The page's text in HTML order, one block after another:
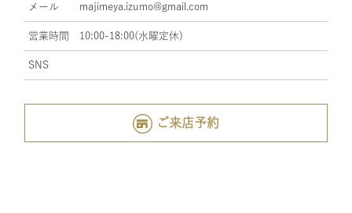
メール majimeya.izumo@gmail.com
営業時間 10:00-18:00(水曜定休)
SNS
ご来店予約